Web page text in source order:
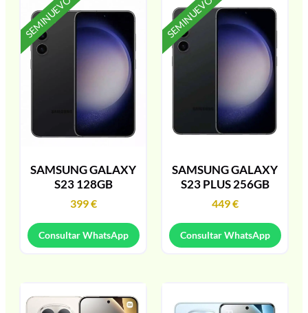
SEMINUEVO
SAMSUNG GALAXY
S23 128GB
399€
Consultar WhatsApp
SEMINUEVO
SAMSUNG GALAXY
S23 PLUS 256GB
449€
Consultar WhatsApp